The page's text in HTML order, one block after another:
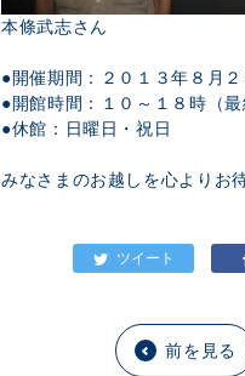
本條武志さん
●開催期間：２０１３年８月
●開館時間：１０～１８時（最
●休館：日曜日・祝日
みなさまのお越しを心よりお
前を見る